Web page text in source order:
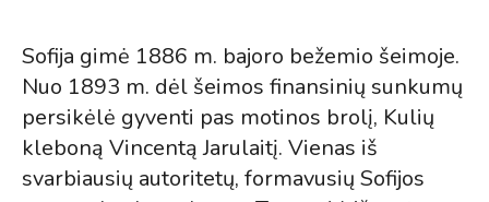
Sofija gimė 1886 m. bajoro bežemio šeimoje.
Nuo 1893 m. dėl šeimos finansinių sunkumų
persikėlė gyventi pas motinos brolį, Kulių
kleboną Vincentą Jarulaitį. Vienas iš
svarbiausių autoritetų, formavusių Sofijos